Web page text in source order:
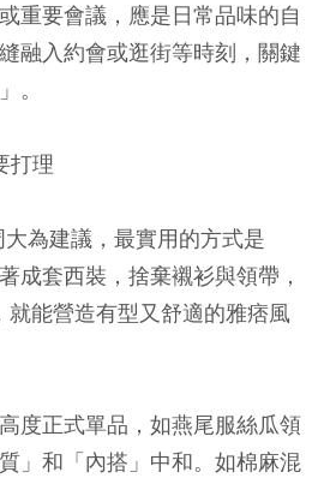
重要會議，應是日常品味的自
融入約會或逛街等時刻，關鍵
。
打理
為建議，最實用的方式是
成套西裝，捨棄襯衫與領帶，
就能營造有型又舒適的雅痞風
度正式單品，如燕尾服絲瓜領
」和「內搭」中和。如棉麻混